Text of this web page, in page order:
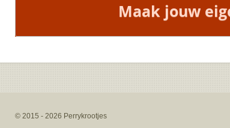
Maak jouw
© 2015 - 2026 Perrykrootjes